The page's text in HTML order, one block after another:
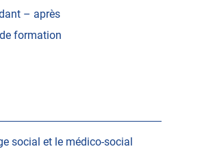
– après
formation
social et le médico-social